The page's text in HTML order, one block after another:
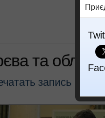
та
запись